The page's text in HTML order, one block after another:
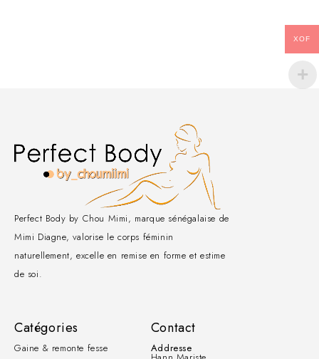
Perfect Body by Chou Mimi, marque sénégalaise de
Mimi Diagne, valorise le corps féminin
naturellement, excelle en remise en forme et estime
de soi.
Catégories
Gaine & remonte fesse
Contact
Addresse
XOF